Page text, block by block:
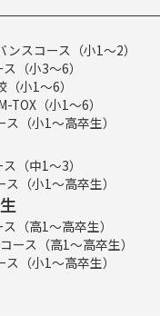
スコース（小1～2）
（小3～6）
小1～6）
TOX（小1～6）
（小1～高卒生）
（中1～3）
（小1～高卒生）
（高1～高卒生）
ース（高1～高卒生）
（小1～高卒生）